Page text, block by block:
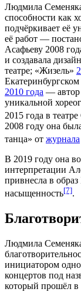
Людмила
способности как
подчёркивает её
её работ —
Асафьеву 2008
и создавала
театре; «Жизель»
2010 года — автор
уникальной
2015 года в
2008 году она
танца» от журнала
В 2019 году она
интерпретации
привнесла в
насыщенность[7].
Людмила
инициатором
концертов под
который прошёл в